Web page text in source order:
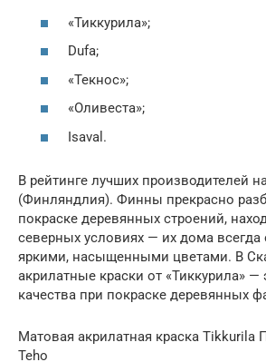
«Тиккурила»;
Dufa;
«Текнос»;
«Оливеста»;
Isaval.
В рейтинге лучших производителей
(Финляндлия). Финны прекрасно
покраске деревянных строений,
северных условиях — их дома всегда
яркими, насыщенными цветами. В
акрилатные краски от «Тиккурила» —
качества при покраске деревянных
Матовая акрилатная краска Tikkurila
Teho